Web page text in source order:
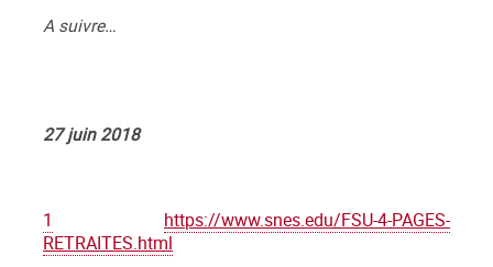
A suivre…
27 juin 2018
1
https://www.snes.edu/FSU-4-PAGES-
RETRAITES.html